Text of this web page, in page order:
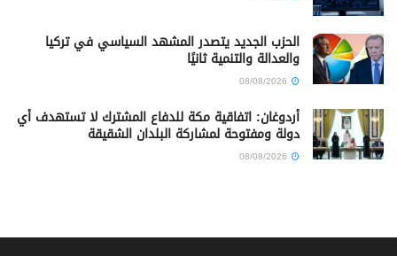
الحزب الجديد يتصدر المشهد السياسي في تركيا
والعدالة والتنمية ثانيًا
أردوغان: اتفاقية مكة للدفاع المشترك لا تستهدف أي
دولة ومفتوحة لمشاركة البلدان الشقيقة